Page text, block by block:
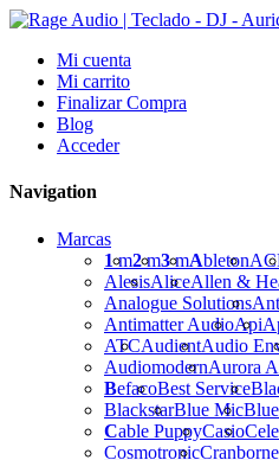
Mi cuenta
Mi carrito
Finalizar Compra
Blog
Acceder
Navigation
Marcas
1m2m3mAbleton
AlesisAliceAllen &
Analogue Solutions
Antimatter AudioApi
ATCAudientAudio
AudiomodernAurora
BefacoBest Service
BlackstarBlue Mic
Cable PuppyCasio
Cosmotronic